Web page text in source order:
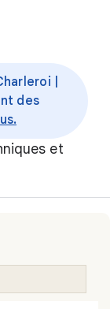
|
des
et